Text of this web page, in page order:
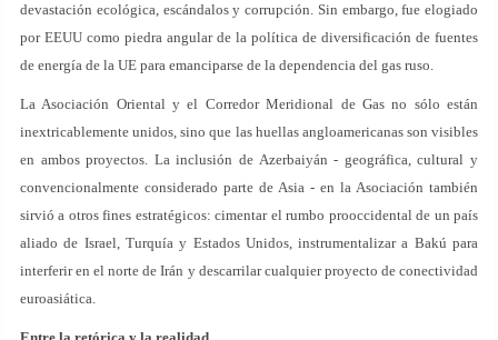
devastación ecológica, escándalos y corrupción. Sin embargo, fue elogiado
por EEUU como piedra angular de la política de diversificación de fuentes
de energía de la UE para emanciparse de la dependencia del gas ruso.
La Asociación Oriental y el Corredor Meridional de Gas no sólo están
inextricablemente unidos, sino que las huellas angloamericanas son visibles
en ambos proyectos. La inclusión de Azerbaiyán - geográfica, cultural y
convencionalmente considerado parte de Asia - en la Asociación también
sirvió a otros fines estratégicos: cimentar el rumbo prooccidental de un país
aliado de Israel, Turquía y Estados Unidos, instrumentalizar a Bakú para
interferir en el norte de Irán y descarrilar cualquier proyecto de conectividad
euroasiática.